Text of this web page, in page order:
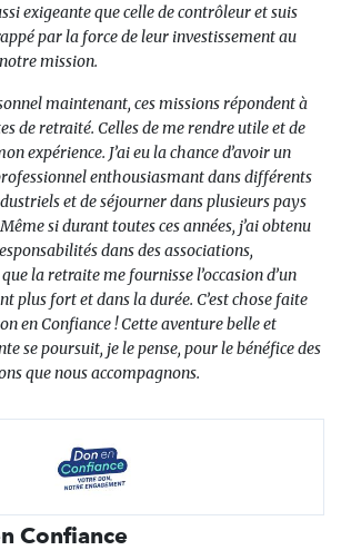
exigeante que celle de contrôleur et suis
par la force de leur investissement au
mission.
maintenant, ces missions répondent à
de retraité. Celles de me rendre utile et de
expérience. J’ai eu la chance d’avoir un
enthousiasmant dans différents
et de séjourner dans plusieurs pays
si durant toutes ces années, j’ai obtenu
dans des associations,
la retraite me fournisse l’occasion d’un
plus fort et dans la durée. C’est chose faite
en Confiance ! Cette aventure belle et
se poursuit, je le pense, pour le bénéfice des
que nous accompagnons.
Confiance